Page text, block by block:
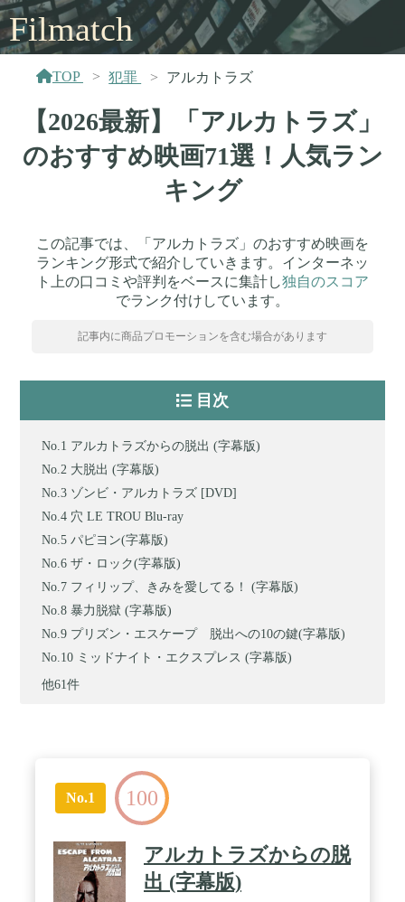
Filmatch
TOP 犯罪 アルカトラズ
【2026最新】「アルカトラズ」
のおすすめ映画71選！人気ラン
キング
この記事では、「アルカトラズ」のおすすめ映画を
ランキング形式で紹介していきます。インターネッ
ト上の口コミや評判をベースに集計し独自のスコア
でランク付けしています。
記事内に商品プロモーションを含む場合があります
目次
アルカトラズからの脱出 (字幕版)
大脱出 (字幕版)
ゾンビ・アルカトラズ [DVD]
穴 LE TROU Blu-ray
パピヨン(字幕版)
ザ・ロック(字幕版)
フィリップ、きみを愛してる！ (字幕版)
暴力脱獄 (字幕版)
プリズン・エスケープ 脱出への10の鍵(字幕版)
ミッドナイト・エクスプレス (字幕版)
他61件
No.1 100
アルカトラズからの脱
出 (字幕版)